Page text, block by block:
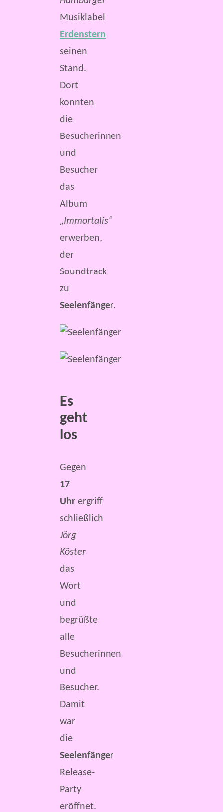
Musiklabel
Erdenstern
seinen
Stand.
Dort
konnten
die
Besucherinnen
und
Besucher
das
Album
„Immortalis“
erwerben,
der
Soundtrack
zu
Seelenfänger.
Es
geht
los
Gegen
17
Uhr ergriff
schließlich
Jörg
Köster
das
Wort
und
begrüßte
alle
Besucherinnen
und
Besucher.
Damit
war
die
Seelenfänger
Release-
Party
eröffnet.